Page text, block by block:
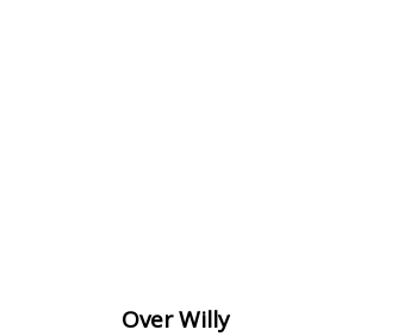
Over Willy